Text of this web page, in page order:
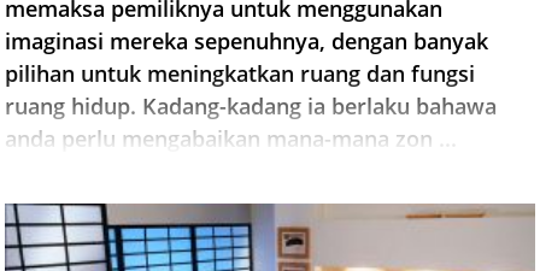
memaksa pemiliknya untuk menggunakan
imaginasi mereka sepenuhnya, dengan banyak
pilihan untuk meningkatkan ruang dan fungsi
ruang hidup. Kadang-kadang ia berlaku bahawa
anda perlu mengabaikan mana-mana zon ...